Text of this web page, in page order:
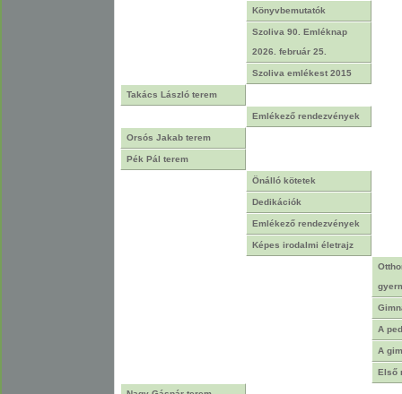
Könyvbemutatók
Szoliva 90. Emléknap
2026. február 25.
Szoliva emlékest 2015
Takács László terem
Emlékező rendezvények
Orsós Jakab terem
Pék Pál terem
Önálló kötetek
Dedikációk
Emlékező rendezvények
Képes irodalmi életrajz
A
A
Első